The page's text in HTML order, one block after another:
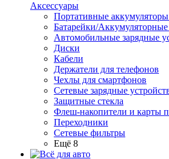
Аксессуары
Портативные
Батарейки/Аккумуляторные
Автомобильные зарядные
Диски
Кабели
Держатели для телефонов
Чехлы для смартфонов
Сетевые зарядные
Защитные стекла
Флеш-накопители и карты
Переходники
Сетевые фильтры
Ещё 8